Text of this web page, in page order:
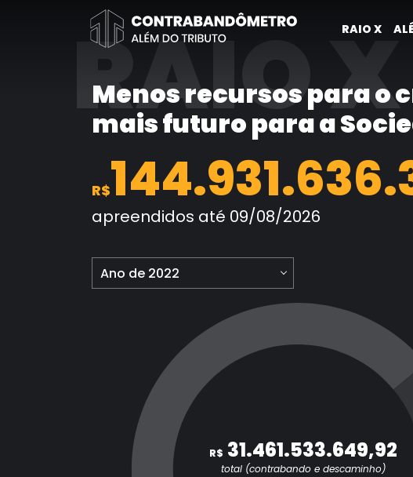
RAIO X
RAIO X
Menos recursos para o
mais futuro para a
R$
apreendidos até 09/08/2026
Ano de 2022
R$ 31.461.533.649,92
total (contrabando e descaminho)